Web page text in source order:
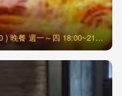
午餐 11:30~14:30 ( 最後點餐時間14:00 ) 晚餐 週一～四 18:00~21:30 (最後點餐時間21:00) 週五～日 分2梯次 17:30~19:20 19:30~21:30